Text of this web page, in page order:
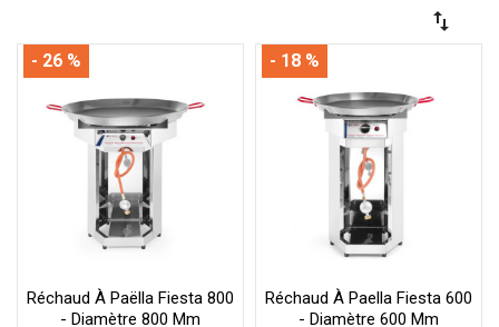
swap_vert
Réchaud À Paëlla Fiesta 800
- Diamètre 800 Mm
- 26 %
Réchaud À Paella Fiesta 600
- Diamètre 600 Mm
- 18 %